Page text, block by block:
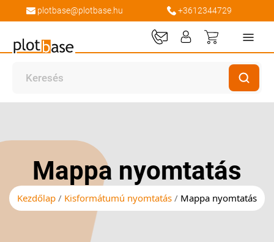
plotbase@plotbase.hu +3612344729
Kosaram
végéreMappa nyomtatás
Kezdőlap Kisformátumú nyomtatás Mappa nyomtatás
elejére